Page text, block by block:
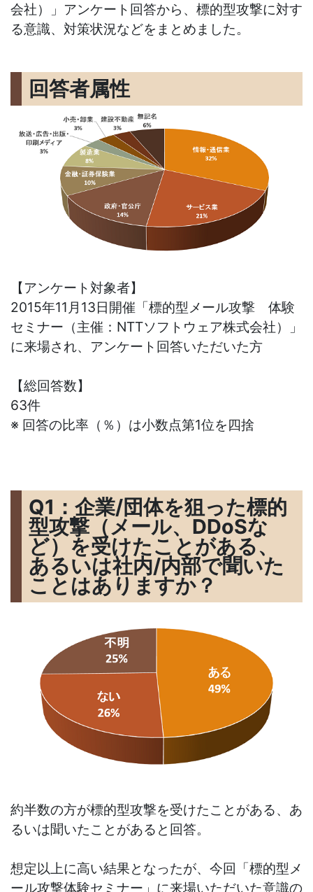
会社）」アンケート回答から、標的型攻撃に対す
る意識、対策状況などをまとめました。
回答者属性
【アンケート対象者】
2015年11月13日開催「標的型メール攻撃 体験
セミナー（主催：NTTソフトウェア株式会社）」
に来場され、アンケート回答いただいた方
【総回答数】
63件
※ 回答の比率（％）は小数点第1位を四捨
Q1：企業/団体を狙った標的
型攻撃（メール、DDoSな
ど）を受けたことがある、
あるいは社内/内部で聞いた
ことはありますか？
約半数の方が標的型攻撃を受けたことがある、あ
るいは聞いたことがあると回答。
想定以上に高い結果となったが、今回「標的型メ
ール攻撃体験セミナー」に来場いただいた意識の